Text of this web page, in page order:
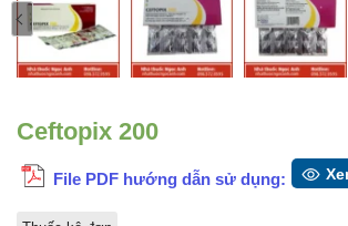
Ceftopix 200
File PDF hướng dẫn sử dụng: